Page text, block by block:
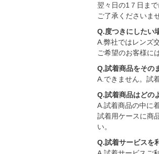
翌々日の1７日ま
ご了承くださいませ
Q.度つきにしたい
A.弊社ではレンズ
ご希望のお客様に
Q,試着商品をその
A.できません。試
Q.試着商品はどの
A.試着商品の中に
試着用ケースに商
い。
Q.試着サービスを